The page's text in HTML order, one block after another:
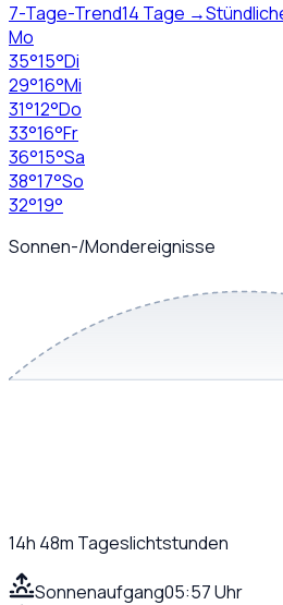
7-Tage-Trend14 Tage →
Mo
35°15°Di
29°16°Mi
31°12°Do
33°16°Fr
36°15°Sa
38°17°So
32°19°
Sonnen-/Mondereignisse
14h 48m Tageslichtstunden
Sonnenaufgang05:57 Uhr